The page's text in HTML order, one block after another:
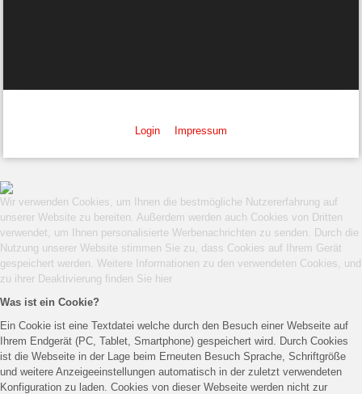
Login Impressum
Wir verwenden Cookies, um Ihnen die bestmögliche Nutzererfahrung auf
unserer Website zu bereiten. Außerdem werden auch Cookies von Dritten
verwendet, um Ihnen personalisierte Werbenachrichten zu senden. Durch die
Nutzung unserer Website stimmen Sie zu, dass Cookies auf Ihrem Gerät
gespeichert werden. Weitere Informationen zu den verwendeten Cookies, und
zu ihrer Deaktivierung finden Sie hier
Was ist ein Cookie?
Ein Cookie ist eine Textdatei welche durch den Besuch einer Webseite auf
Ihrem Endgerät (PC, Tablet, Smartphone) gespeichert wird. Durch Cookies
ist die Webseite in der Lage beim Erneuten Besuch Sprache, Schriftgröße
und weitere Anzeigeeinstellungen automatisch in der zuletzt verwendeten
Konfiguration zu laden. Cookies von dieser Webseite werden nicht zur